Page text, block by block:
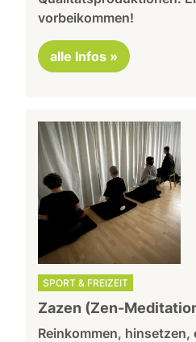
vorbeikommen!
alle Infos »
SPORT & FREIZEIT
Zazen (Zen-
Reinkommen, hinsetzen,